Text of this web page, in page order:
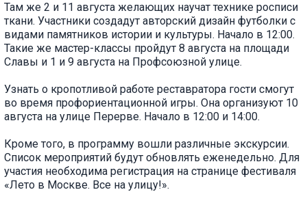
Там же 2 и 11 августа желающих научат технике росписи
ткани. Участники создадут авторский дизайн футболки с
видами памятников истории и культуры. Начало в 12:00.
Такие же мастер-классы пройдут 8 августа на площади
Славы и 1 и 9 августа на Профсоюзной улице.
Узнать о кропотливой работе реставратора гости смогут
во время профориентационной игры. Она организуют 10
августа на улице Перерве. Начало в 12:00 и 14:00.
Кроме того, в программу вошли различные экскурсии.
Список мероприятий будут обновлять еженедельно. Для
участия необходима регистрация на странице фестиваля
«Лето в Москве. Все на улицу!».